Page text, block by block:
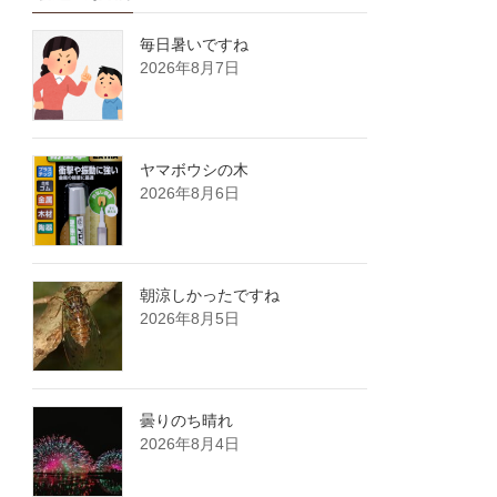
毎日暑いですね
2026年8月7日
ヤマボウシの木
2026年8月6日
朝涼しかったですね
2026年8月5日
曇りのち晴れ
2026年8月4日